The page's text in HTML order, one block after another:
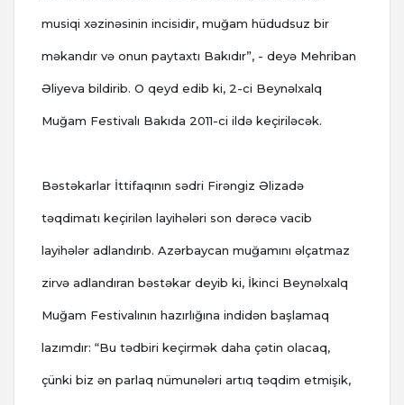
musiqi xəzinəsinin incisidir, muğam hüdudsuz bir
məkandır və onun paytaxtı Bakıdır”, - deyə Mehriban
Əliyeva bildirib. O qeyd edib ki, 2-ci Beynəlxalq
Muğam Festivalı Bakıda 2011-ci ildə keçiriləcək.
Bəstəkarlar İttifaqının sədri Firəngiz Əlizadə
təqdimatı keçirilən layihələri son dərəcə vacib
layihələr adlandırıb. Azərbaycan muğamını əlçatmaz
zirvə adlandıran bəstəkar deyib ki, İkinci Beynəlxalq
Muğam Festivalının hazırlığına indidən başlamaq
lazımdır: “Bu tədbiri keçirmək daha çətin olacaq,
çünki biz ən parlaq nümunələri artıq təqdim etmişik,